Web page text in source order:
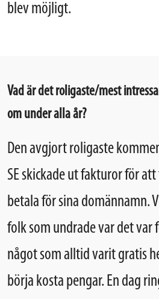
blev möjligt.
Vad är det roligaste/mest
om under alla år?
Den avgjort roligaste
SE skickade ut fakturor för
betala för sina domännamn.
folk som undrade var det var
något som alltid varit gratis
börja kosta pengar. En dag